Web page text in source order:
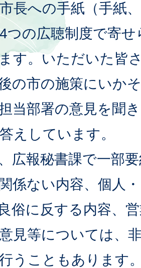
長への手紙（手紙
つの広聴制度で寄
す。いただいた皆
の市の施策にいか
当部署の意見を聞
えしています。
広報秘書課で一部
係ない内容、個人
俗に反する内容、
見等については、
うこともあります